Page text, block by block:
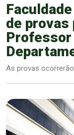
de provas
As provas